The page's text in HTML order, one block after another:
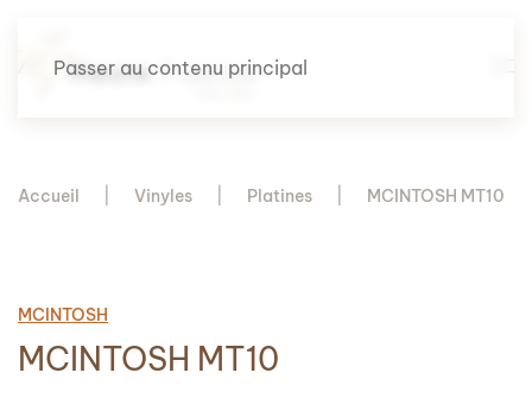
Passer au contenu principal
Accueil Vinyles Platines MCINTOSH MT10
MCINTOSH
MCINTOSH MT10